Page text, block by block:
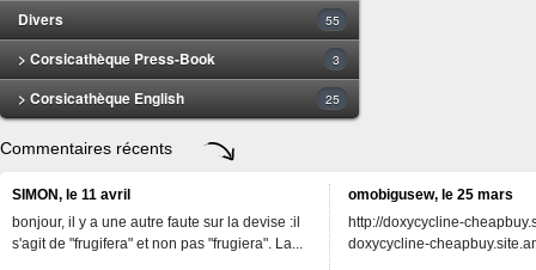
Divers 55
> Corsicathèque Press-Book 3
> Corsicathèque English 25
Commentaires récents
SIMON, le 11 avril
bonjour, il y a une autre faute sur la devise :il
s'agit de "frugifera" et non pas "frugiera". La...
omobigusew, le 25 mars
http://doxycycline-
doxycycline-